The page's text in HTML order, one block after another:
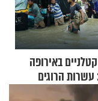
באירופה
עשרות הרוגים